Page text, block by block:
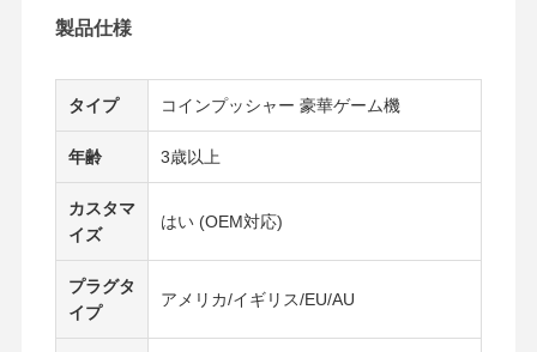
製品仕様
タイプ コインプッシャー 豪華ゲーム機
年齢 3歳以上
カスタマ
イズ
はい (OEM対応)
プラグタ
イプ
アメリカ/イギリス/EU/AU